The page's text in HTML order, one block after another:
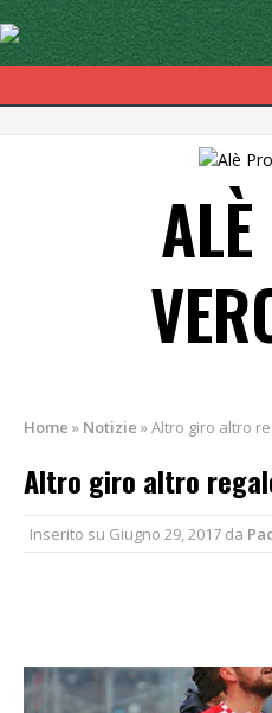
Home » Notizie »Altro giro altro
Altro giro altro
Inserito su Giugno 29, 2017 da